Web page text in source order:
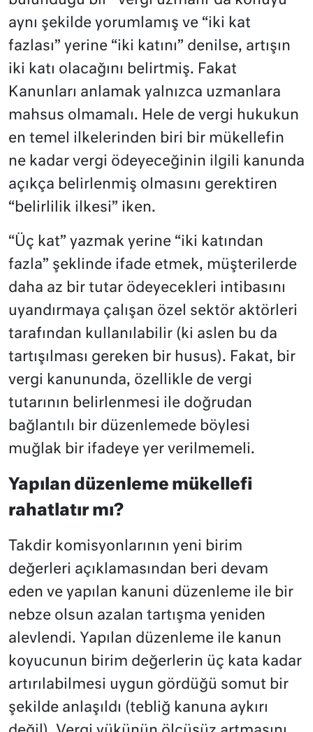
aynı şekilde yorumlamış ve “iki kat
fazlası” yerine “iki katını” denilse, artışın
iki katı olacağını belirtmiş. Fakat
Kanunları anlamak yalnızca uzmanlara
mahsus olmamalı. Hele de vergi hukukun
en temel ilkelerinden biri bir mükellefin
ne kadar vergi ödeyeceğinin ilgili kanunda
açıkça belirlenmiş olmasını gerektiren
“belirlilik ilkesi” iken.
“Üç kat” yazmak yerine “iki katından
fazla” şeklinde ifade etmek, müşterilerde
daha az bir tutar ödeyecekleri intibasını
uyandırmaya çalışan özel sektör aktörleri
tarafından kullanılabilir (ki aslen bu da
tartışılması gereken bir husus). Fakat, bir
vergi kanununda, özellikle de vergi
tutarının belirlenmesi ile doğrudan
bağlantılı bir düzenlemede böylesi
muğlak bir ifadeye yer verilmemeli.
Yapılan düzenleme mükellefi
rahatlatır mı?
Takdir komisyonlarının yeni birim
değerleri açıklamasından beri devam
eden ve yapılan kanuni düzenleme ile bir
nebze olsun azalan tartışma yeniden
alevlendi. Yapılan düzenleme ile kanun
koyucunun birim değerlerin üç kata kadar
artırılabilmesi uygun gördüğü somut bir
şekilde anlaşıldı (tebliğ kanuna aykırı